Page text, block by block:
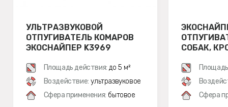
УЛЬТРАЗВУКОВОЙ
ОТПУГИВАТЕЛЬ КОМАРОВ
ЭКОСНАЙПЕР K3969
Площадь действия: до 5 м²
Воздействие: ультразвуковое
Сфера применения: бытовое
СОБАК,
Сфера